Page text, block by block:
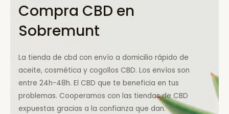
Compra CBD en
Sobremunt
La tienda de cbd con envío a domicilio rápido de
aceite, cosmética y cogollos CBD. Los envíos son
entre 24h-48h. El CBD que te beneficia en tus
problemas. Cooperamos con las tiendas de CBD
expuestas gracias a la confianza que dan.